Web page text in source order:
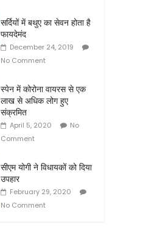
सर्दियों में बथुए का सेवन होता है
फायदेमंद
December 24, 2019
No Comment
स्पेन में कोरोना वायरस से एक
लाख से अधिक लोग हुए
संक्रमित
April 5, 2020
No
Comment
सीएम योगी ने विधायकों को दिया
उपहार
February 29, 2020
No Comment